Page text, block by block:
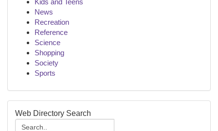
Kids and Teens
News
Recreation
Reference
Science
Shopping
Society
Sports
Web Directory Search